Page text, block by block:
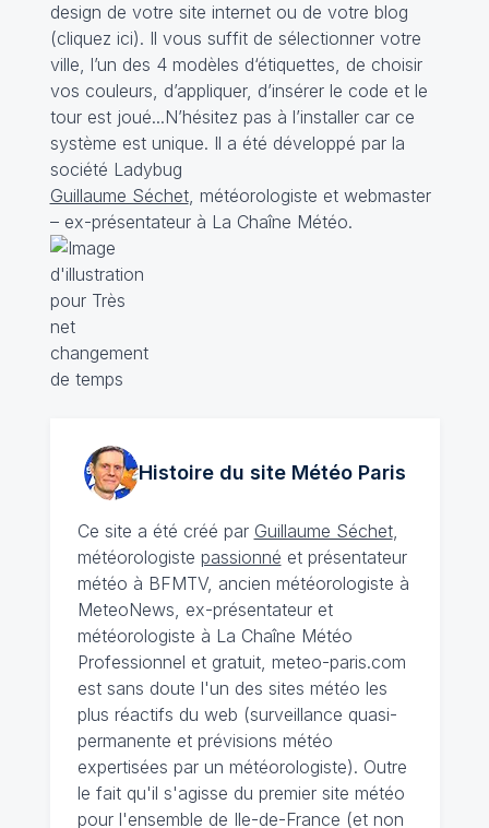
design de votre site internet ou de votre blog
(cliquez ici). Il vous suffit de sélectionner votre
ville, l’un des 4 modèles d‘étiquettes, de choisir
vos couleurs, d’appliquer, d’insérer le code et le
tour est joué...N’hésitez pas à l’installer car ce
système est unique. Il a été développé par la
société Ladybug
Guillaume Séchet, météorologiste et webmaster
– ex-présentateur à La Chaîne Météo.
Histoire du site MétéoParis
Ce site a été créé par Guillaume Séchet,
météorologiste passionné et présentateur
météo à BFMTV, ancien météorologiste à
MeteoNews, ex-présentateur et
météorologiste à La Chaîne Météo
Professionnel et gratuit, meteo-paris.com
est sans doute l'un des sites météo les
plus réactifs du web (surveillance quasi-
permanente et prévisions météo
expertisées par un météorologiste). Outre
le fait qu'il s'agisse du premier site météo
pour l'ensemble de Ile-de-France (et non